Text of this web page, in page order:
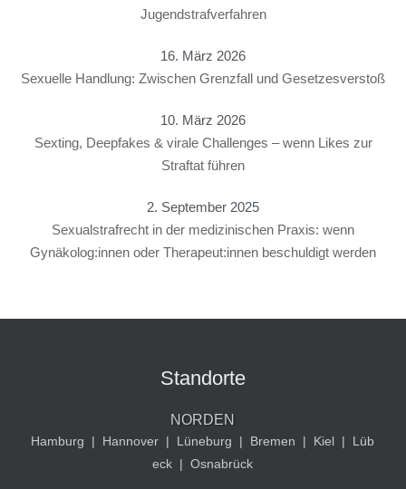
Jugendstrafverfahren
16. März 2026
Sexuelle Handlung: Zwischen Grenzfall und Gesetzesverstoß
10. März 2026
Sexting, Deepfakes & virale Challenges – wenn Likes zur
Straftat führen
2. September 2025
Sexualstrafrecht in der medizinischen Praxis: wenn
Gynäkolog:innen oder Therapeut:innen beschuldigt werden
Standorte
NORDEN
Hamburg | Hannover | Lüneburg | Bremen | Kiel |
Lüb
eck | Osnabrück